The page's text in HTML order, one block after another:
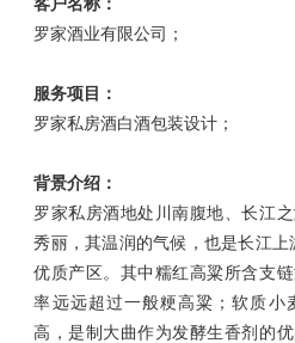
罗家酒业有限公司；
服务项目：
罗家私房酒白酒包装设计；
背景介绍：
罗家私房酒地处川南腹地、长江
秀丽，其温润的气候，也是长江上
优质产区。其中糯红高粱所含支
率远远超过一般粳高粱；软质小
高，是制大曲作为发酵生香剂的优